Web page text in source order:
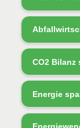
CO2 Bilanz
Energie